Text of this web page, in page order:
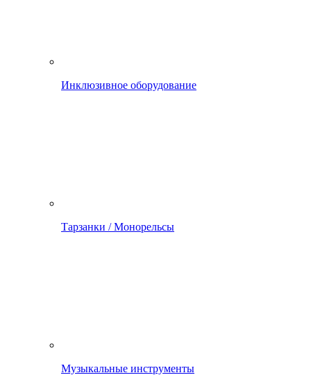
Инклюзивное оборудование
Тарзанки / Монорельсы
Музыкальные инструменты